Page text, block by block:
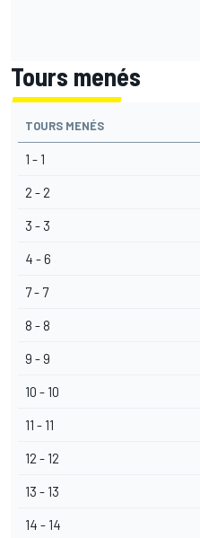
Tours menés
TOURS MENÉS
1 - 1
2 - 2
3 - 3
4 - 6
7 - 7
8 - 8
9 - 9
10 - 10
11 - 11
12 - 12
13 - 13
14 - 14